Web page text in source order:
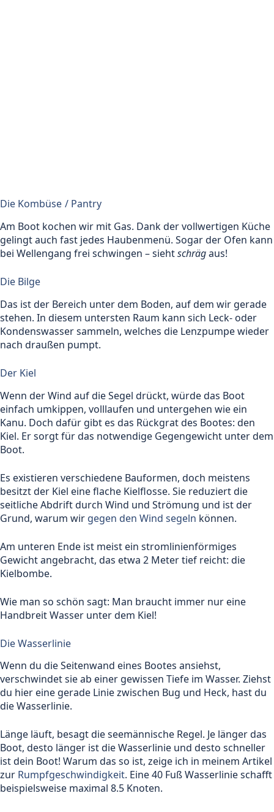
Die Kombüse / Pantry
Am Boot kochen wir mit Gas. Dank der vollwertigen Küche
gelingt auch fast jedes Haubenmenü. Sogar der Ofen kann
bei Wellengang frei schwingen – siehtschrägaus!
Die Bilge
Das ist der Bereich unter dem Boden, auf dem wir gerade
stehen. In diesem untersten Raum kann sich Leck- oder
Kondenswasser sammeln, welches die Lenzpumpe wieder
nach draußen pumpt.
Der Kiel
Wenn der Wind auf die Segel drückt, würde das Boot
einfach umkippen, volllaufen und untergehen wie ein
Kanu. Doch dafür gibt es das Rückgrat des Bootes: den
Kiel. Er sorgt für das notwendige Gegengewicht unter dem
Boot.
Es existieren verschiedene Bauformen, doch meistens
besitzt der Kiel eine flache Kielflosse. Sie reduziert die
seitliche Abdrift durch Wind und Strömung und ist der
Grund, warum wir gegen den Wind segeln können.
Am unteren Ende ist meist ein stromlinienförmiges
Gewicht angebracht, das etwa 2 Meter tief reicht: die
Kielbombe.
Wie man so schön sagt: Man braucht immer nur eine
Handbreit Wasser unter dem Kiel!
Die Wasserlinie
Wenn du die Seitenwand eines Bootes ansiehst,
verschwindet sie ab einer gewissen Tiefe im Wasser. Ziehst
du hier eine gerade Linie zwischen Bug und Heck, hast du
die Wasserlinie.
Länge läuft, besagt die seemännische Regel. Je länger das
Boot, desto länger ist die Wasserlinie und desto schneller
ist dein Boot! Warum das so ist, zeige ich in meinem Artikel
zur Rumpfgeschwindigkeit. Eine 40 Fuß Wasserlinie schafft
beispielsweise maximal 8.5 Knoten.